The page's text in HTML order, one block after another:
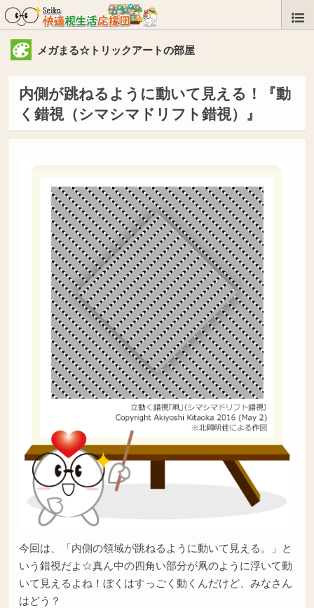
メガまる☆トリックアートの部屋
内側が跳ねるように動いて見える！『動
く錯視（シマシマドリフト錯視）』
今回は、「内側の領域が跳ねるように動いて見える。」と
いう錯視だよ☆真ん中の四角い部分が凧のように浮いて動
いて見えるよね！ぼくはすっごく動くんだけど、みなさん
はどう？